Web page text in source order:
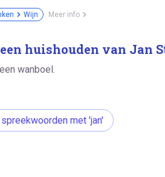
Wijn Meer info
huishouden van Jan
wanboel.
met 'jan'